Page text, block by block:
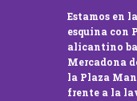
Estamos en
esquina con
alicantino
Mercadona
la Plaza
frente a la